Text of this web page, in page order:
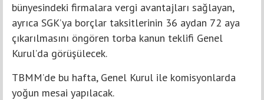
bünyesindeki firmalara vergi avantajları sağlayan,
ayrıca SGK’ya borçlar taksitlerinin 36 aydan 72 aya
çıkarılmasını öngören torba kanun teklifi Genel
Kurul’da görüşülecek.
TBMM’de bu hafta, Genel Kurul ile komisyonlarda
yoğun mesai yapılacak.